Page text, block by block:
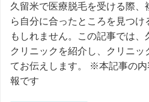
久留米で医療脱毛を受ける際
ら自分に合ったところを見つ
もしれません。この記事では
クリニックを紹介し、クリニ
てお伝えします。 ※本記事の
報です